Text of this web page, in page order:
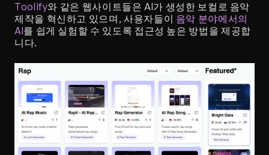
Toolify와 같은 웹사이트들은 AI가 생성한 보컬로 음악
제작을 혁신하고 있으며, 사용자들이 음악 분야에서의
AI를 쉽게 실험할 수 있도록 접근성 높은 방법을 제공합
니다.